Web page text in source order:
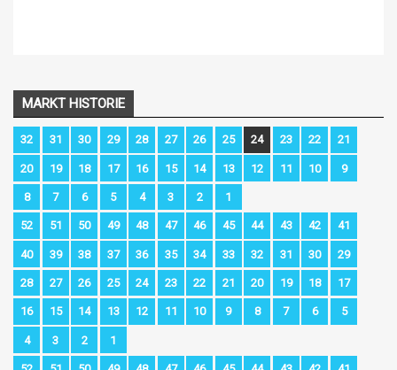
MARKT HISTORIE
32 31 30 29 28 27 26 25 24 23 22 21
20 19 18 17 16 15 14 13 12 11 10 9
8 7 6 5 4 3 2 1
52 51 50 49 48 47 46 45 44 43 42 41
40 39 38 37 36 35 34 33 32 31 30 29
28 27 26 25 24 23 22 21 20 19 18 17
16 15 14 13 12 11 10 9 8 7 6 5
4 3 2 1